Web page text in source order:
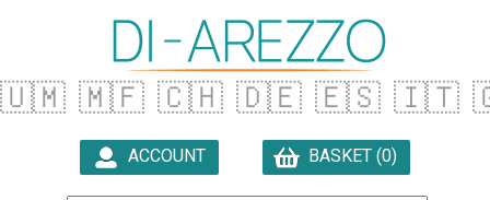
🇺🇲 🇲🇫 🇨🇭 🇩🇪 🇪🇸 🇮🇹
ACCOUNT BASKET (0)